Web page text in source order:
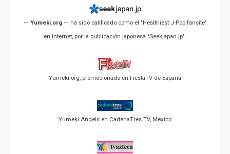
-- Yumeki.org -- ha sido calificado como el "Healthiest J-Pop fansite"
en Internet, por la publicación japonesa "Seekjapan.jp".
Yumeki.org, promocionado en FiestaTV de España
Yumeki Angels en CadenaTres TV, Mexico